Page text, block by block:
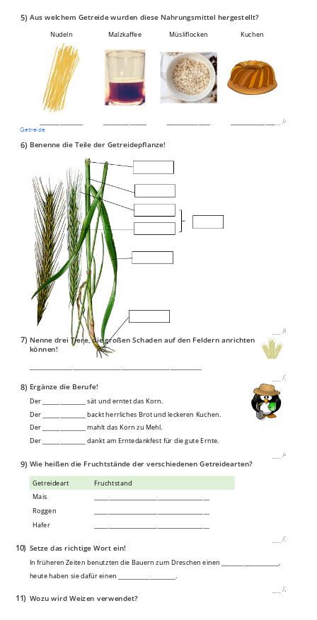
5) Aus welchem Getreide wurden diese Nahrungsmittel hergestellt?
Nudeln Malzkaffee Müsliflocken Kuchen
/4P
Getreide
6) Benenne die Teile der Getreidepflanze!
/6P
7) Nenne drei Tiere, die großen Schaden auf den Feldern anrichten
können!
/3P
8) Ergänze die Berufe!
Der _______________ sät und erntet das Korn.
Der _______________ backt herrliches Brot und leckeren Kuchen.
Der _______________ mahlt das Korn zu Mehl.
Der _______________ dankt am Erntedankfest für die gute Ernte.
/4P
9) Wie heißen die Fruchtstände der verschiedenen Getreidearten?
Getreideart Fruchtstand
Mais
Roggen
Hafer
/3P
10) Setze das richtige Wort ein!
In früheren Zeiten benutzten die Bauern zum Dreschen einen ____________________,
heute haben sie dafür einen ____________________.
/2P
11) Wozu wird Weizen verwendet?